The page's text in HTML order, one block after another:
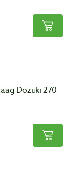
Dozuki 270